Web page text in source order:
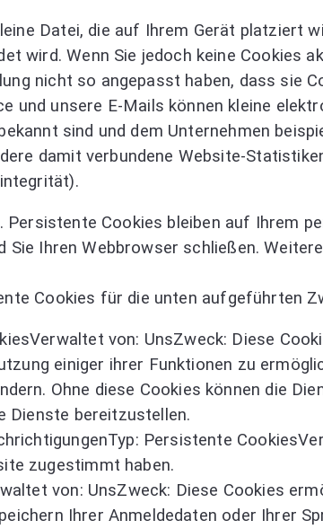
Datei, die auf Ihrem Gerät platziert
wird. Wenn Sie jedoch keine Cookies
nicht so angepasst haben, dass sie
und unsere E-Mails können kleine
sind und dem Unternehmen
damit verbundene Website-
Cookies bleiben auf Ihrem
Sie Ihren Webbrowser schließen.
Cookies für die unten aufgeführten
von: UnsZweck: Diese
einiger ihrer Funktionen zu
Ohne diese Cookies können die
Dienste bereitzustellen.
Persistente
zugestimmt haben.
von: UnsZweck: Diese Cookies
Ihrer Anmeldedaten oder Ihrer